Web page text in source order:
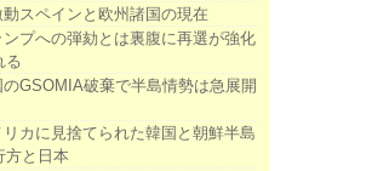
動スペインと欧州諸国の現在
ンプへの弾劾とは裏腹に再選が強化
る
のGSOMIA破棄で半島情勢は急展開
リカに見捨てられた韓国と朝鮮半島
方と日本